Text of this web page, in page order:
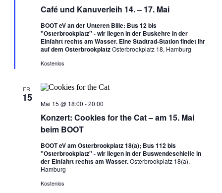
Café und Kanuverleih 14. – 17. Mai
BOOT eV an der Unteren Bille: Bus 12 bis
"Osterbrookplatz" - wir liegen in der Buskehre in der
Einfahrt rechts am Wasser. Eine Stadtrad-Station findet Ihr
auf dem OsterbrookplatzOsterbrookplatz 18, Hamburg
Kostenlos
FR.
15
Konzert: Cookies for the Cat – am 15. Mai
beim BOOT
Mai 15 @ 18:00 -20:00
BOOT eV am Osterbrookplatz 18(a); Bus 112 bis
"Osterbrookplatz" - wir liegen in der Buswendeschleife in
der Einfahrt rechts am Wasser.Osterbrookplatz 18(a),
Hamburg
Kostenlos